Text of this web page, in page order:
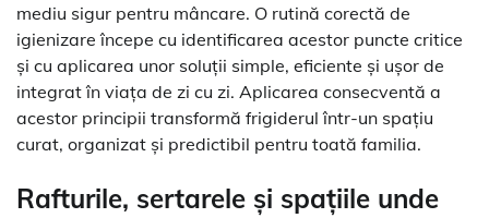
mediu sigur pentru mâncare. O rutină corectă de
igienizare începe cu identificarea acestor puncte critice
și cu aplicarea unor soluții simple, eficiente și ușor de
integrat în viața de zi cu zi. Aplicarea consecventă a
acestor principii transformă frigiderul într-un spațiu
curat, organizat și predictibil pentru toată familia.
Rafturile, sertarele și spațiile unde